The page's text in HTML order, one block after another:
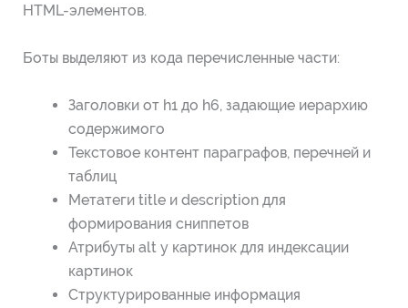
HTML-элементов.
Боты выделяют из кода перечисленные части:
Заголовки от h1 до h6, задающие иерархию
содержимого
Текстовое контент параграфов, перечней и
таблиц
Метатеги title и description для
формирования сниппетов
Атрибуты alt у картинок для индексации
картинок
Структурированные информация